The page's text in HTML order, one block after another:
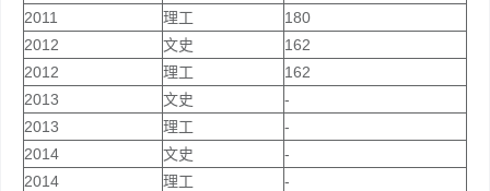
2011
理工
180
2012
文史
162
2012
理工
162
2013
文史
-
2013
理工
-
2014
文史
-
2014
理工
-